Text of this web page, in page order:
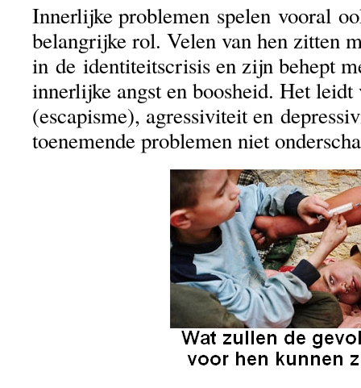
Innerlijke problemen spelen vooral
belangrijke rol. Velen van hen zitten
in de identiteitscrisis en zijn behept
innerlijke angst en boosheid. Het
(escapisme), agressiviteit en
toenemende problemen niet